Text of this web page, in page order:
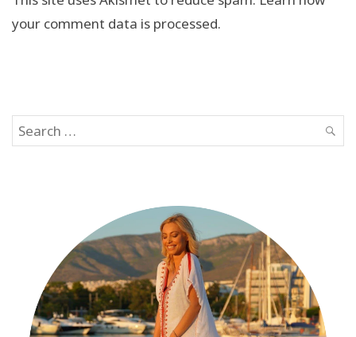
your comment data is processed.
Search
for: